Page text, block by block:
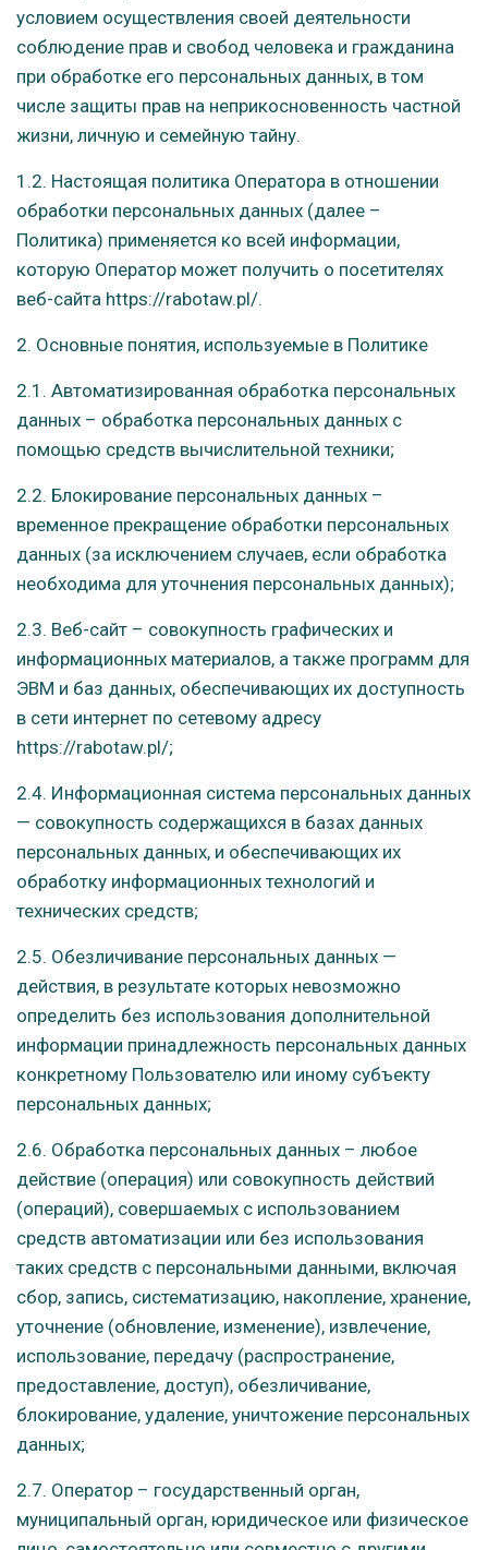
условием осуществления своей деятельности
соблюдение прав и свобод человека и гражданина
при обработке его персональных данных, в том
числе защиты прав на неприкосновенность частной
жизни, личную и семейную тайну.
1.2. Настоящая политика Оператора в отношении
обработки персональных данных (далее –
Политика) применяется ко всей информации,
которую Оператор может получить о посетителях
веб-сайта https://rabotaw.pl/.
2. Основные понятия, используемые в Политике
2.1. Автоматизированная обработка персональных
данных – обработка персональных данных с
помощью средств вычислительной техники;
2.2. Блокирование персональных данных –
временное прекращение обработки персональных
данных (за исключением случаев, если обработка
необходима для уточнения персональных данных);
2.3. Веб-сайт – совокупность графических и
информационных материалов, а также программ для
ЭВМ и баз данных, обеспечивающих их доступность
в сети интернет по сетевому адресу
https://rabotaw.pl/;
2.4. Информационная система персональных данных
— совокупность содержащихся в базах данных
персональных данных, и обеспечивающих их
обработку информационных технологий и
технических средств;
2.5. Обезличивание персональных данных —
действия, в результате которых невозможно
определить без использования дополнительной
информации принадлежность персональных данных
конкретному Пользователю или иному субъекту
персональных данных;
2.6. Обработка персональных данных – любое
действие (операция) или совокупность действий
(операций), совершаемых с использованием
средств автоматизации или без использования
таких средств с персональными данными, включая
сбор, запись, систематизацию, накопление, хранение,
уточнение (обновление, изменение), извлечение,
использование, передачу (распространение,
предоставление, доступ), обезличивание,
блокирование, удаление, уничтожение персональных
данных;
2.7. Оператор – государственный орган,
муниципальный орган, юридическое или физическое